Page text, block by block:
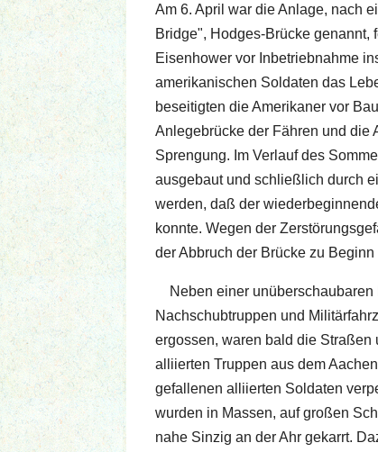
Am 6. April war die Anlage, nach
Bridge", Hodges-Brücke genannt,
Eisenhower vor Inbetriebnahme
amerikanischen Soldaten das
beseitigten die Amerikaner vor
Anlegebrücke der Fähren und die
Sprengung. Im Verlauf des
ausgebaut und schließlich durch
werden, daß der
konnte. Wegen der
der Abbruch der Brücke zu
Neben einer
Nachschubtruppen und
ergossen, waren bald die
alliierten Truppen aus dem
gefallenen alliierten Soldaten
wurden in Massen, auf großen
nahe Sinzig an der Ahr gekarrt.